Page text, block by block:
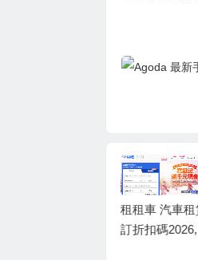
租租車 汽車租
訂折扣碼